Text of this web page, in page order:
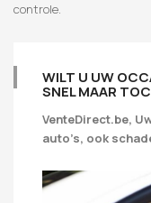
controle.
WILT U UW
SNEL MAAR
VenteDirect.be,
auto’s, ook